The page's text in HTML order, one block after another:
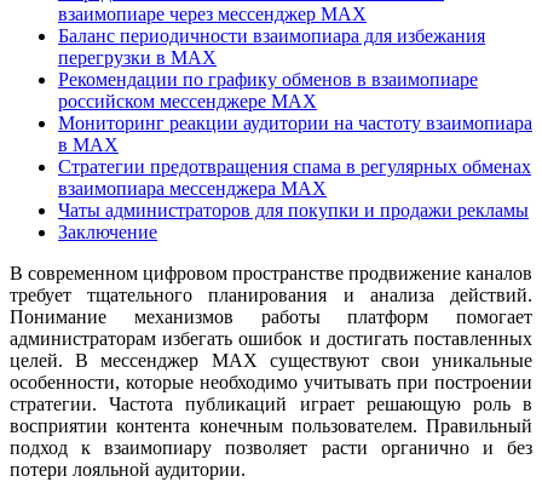
взаимопиаре через мессенджер MAX
Баланс периодичности взаимопиара для избежания
перегрузки в MAX
Рекомендации по графику обменов в взаимопиаре
российском мессенджере MAX
Мониторинг реакции аудитории на частоту взаимопиара
в MAX
Стратегии предотвращения спама в регулярных обменах
взаимопиара мессенджера MAX
Чаты администраторов для покупки и продажи рекламы
Заключение
В современном цифровом пространстве продвижение каналов
требует тщательного планирования и анализа действий.
Понимание механизмов работы платформ помогает
администраторам избегать ошибок и достигать поставленных
целей. В мессенджер MAX существуют свои уникальные
особенности, которые необходимо учитывать при построении
стратегии. Частота публикаций играет решающую роль в
восприятии контента конечным пользователем. Правильный
подход к взаимопиару позволяет расти органично и без
потери лояльной аудитории.